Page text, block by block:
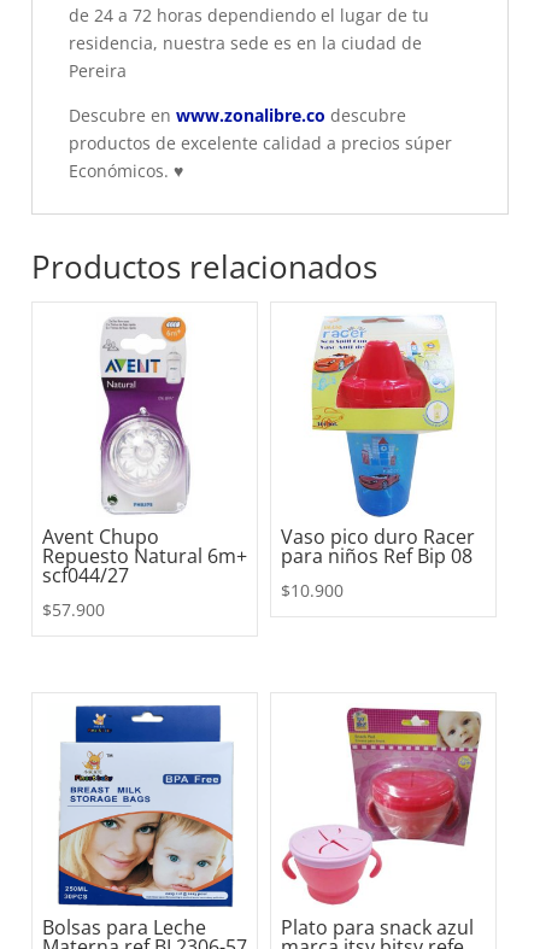
de 24 a 72 horas dependiendo el lugar de tu
residencia, nuestra sede es en la ciudad de
Pereira
Descubre en www.zonalibre.co descubre
productos de excelente calidad a precios súper
Económicos. ♥
Productos relacionados
Avent Chupo
Repuesto Natural 6m+
scf044/27
$57.900
Vaso pico duro Racer
para niños Ref Bip 08
$10.900
Bolsas para Leche Plato para snack azul